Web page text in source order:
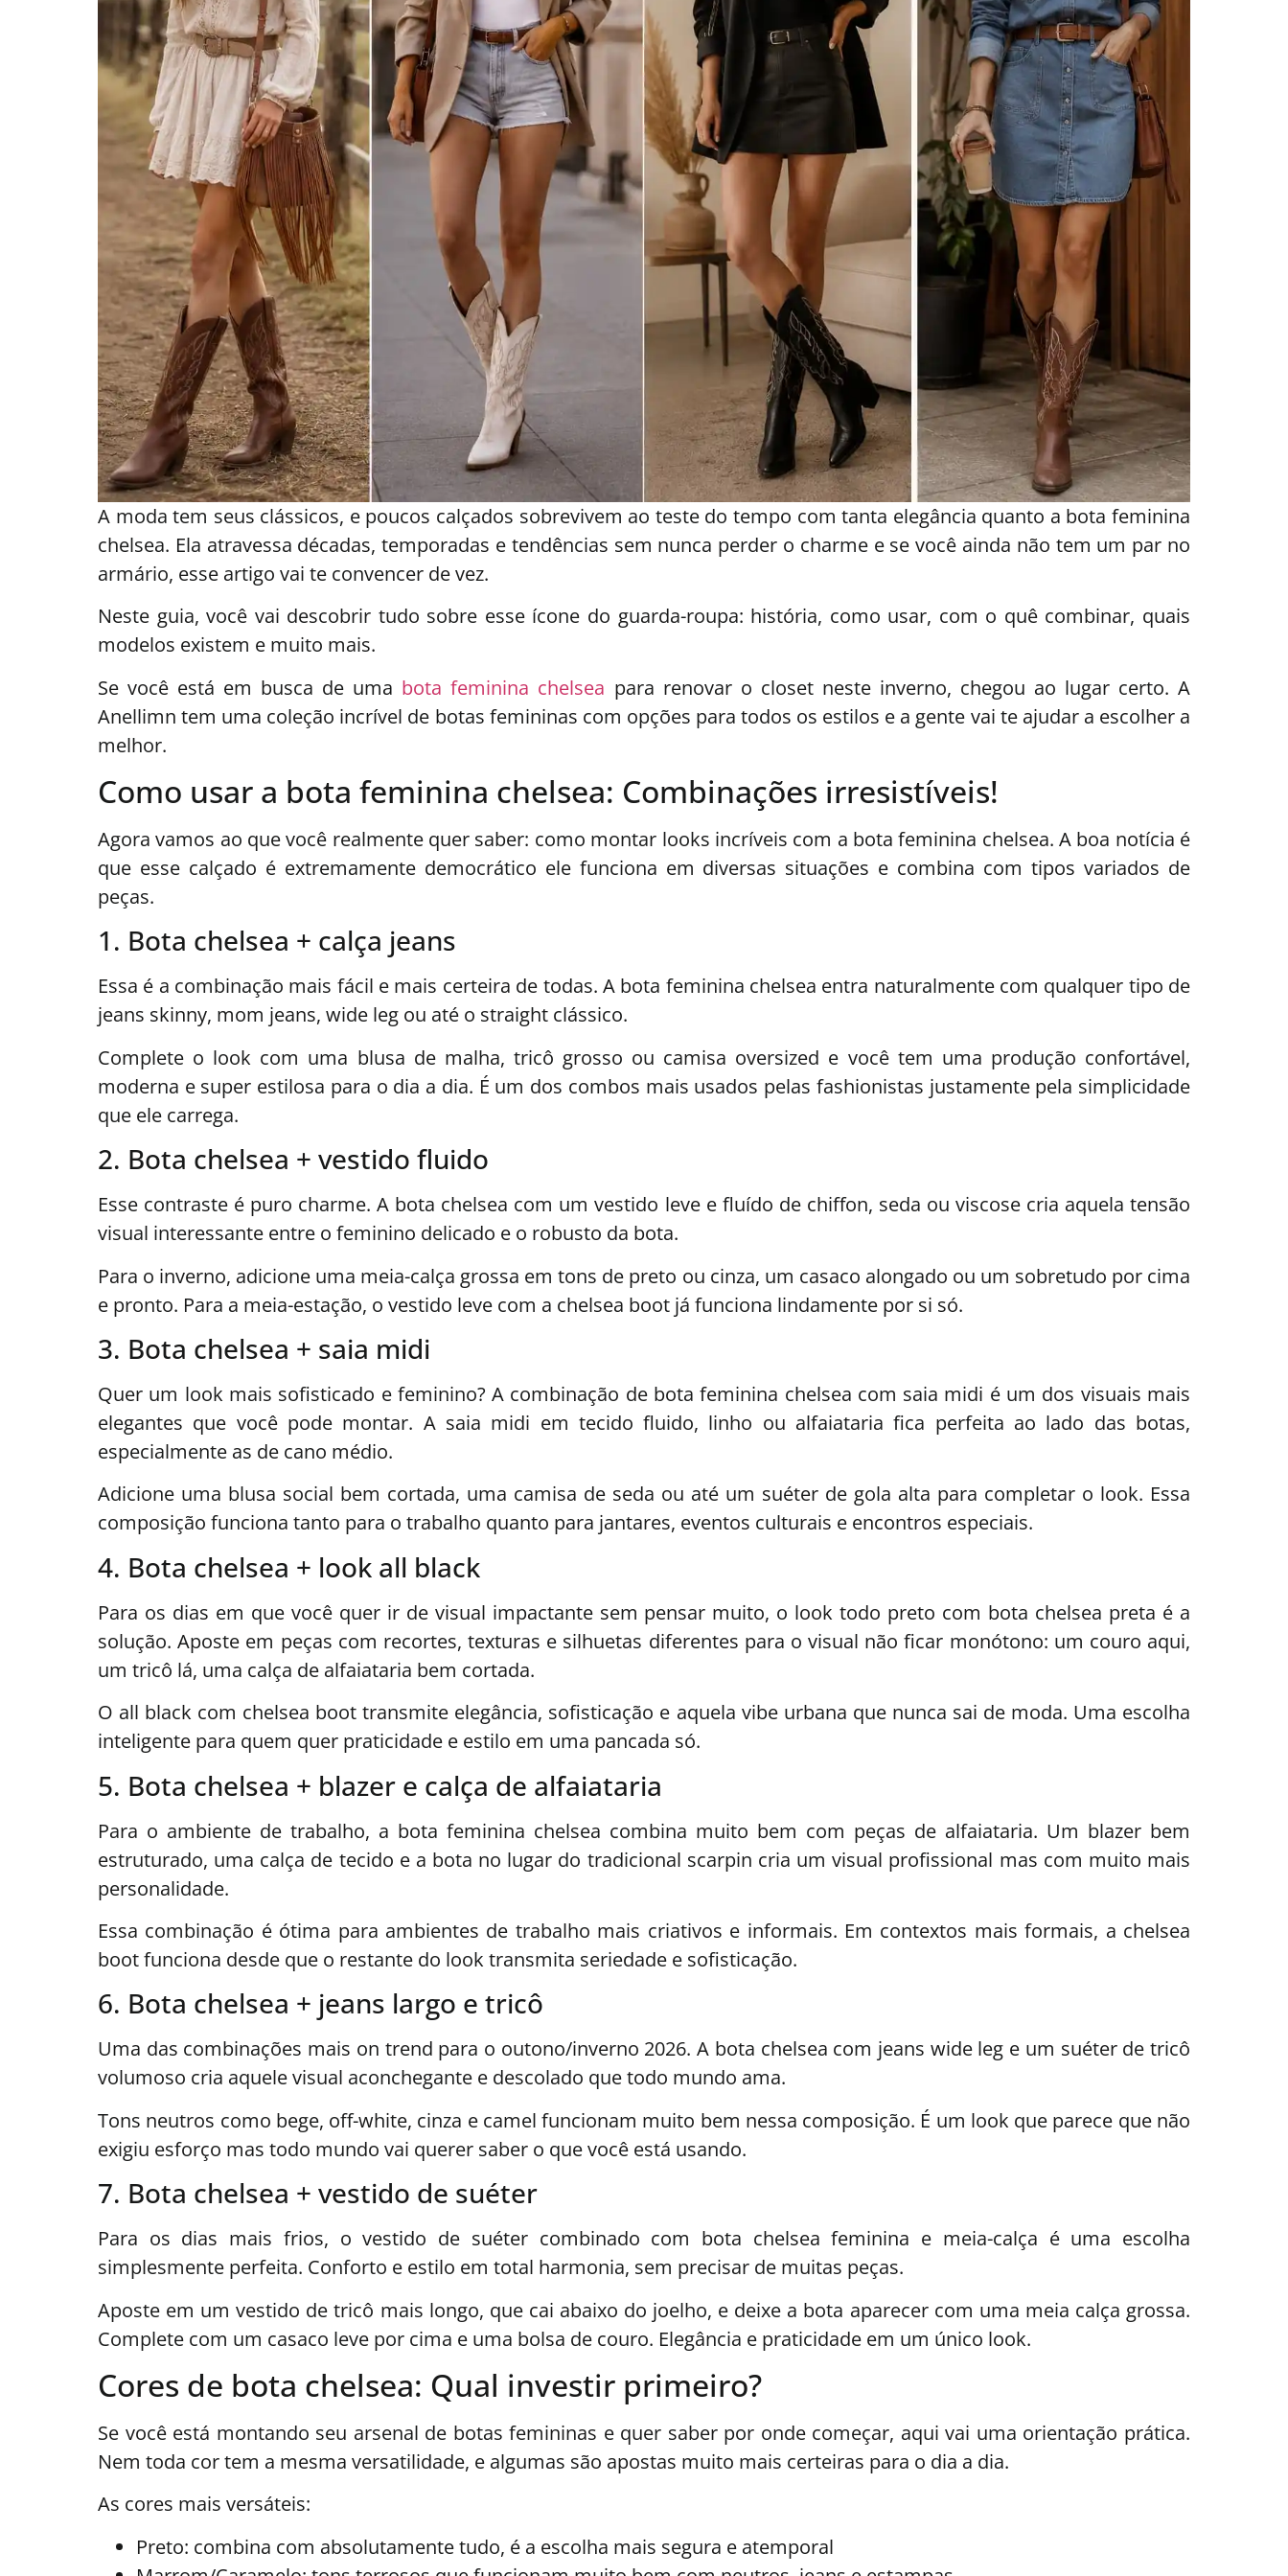
A moda tem seus clássicos, e poucos calçados sobrevivem ao teste do tempo com tanta elegância quanto a bota feminina
chelsea. Ela atravessa décadas, temporadas e tendências sem nunca perder o charme e se você ainda não tem um par no
armário, esse artigo vai te convencer de vez.
Neste guia, você vai descobrir tudo sobre esse ícone do guarda-roupa: história, como usar, com o quê combinar, quais
modelos existem e muito mais.
Se você está em busca de uma bota feminina chelsea para renovar o closet neste inverno, chegou ao lugar certo. A
Anellimn tem uma coleção incrível de botas femininas com opções para todos os estilos e a gente vai te ajudar a escolher a
melhor.
Como usar a bota feminina chelsea: Combinações irresistíveis!
Agora vamos ao que você realmente quer saber: como montar looks incríveis com a bota feminina chelsea. A boa notícia é
que esse calçado é extremamente democrático ele funciona em diversas situações e combina com tipos variados de
peças.
1. Bota chelsea + calça jeans
Essa é a combinação mais fácil e mais certeira de todas. A bota feminina chelsea entra naturalmente com qualquer tipo de
jeans skinny, mom jeans, wide leg ou até o straight clássico.
Complete o look com uma blusa de malha, tricô grosso ou camisa oversized e você tem uma produção confortável,
moderna e super estilosa para o dia a dia. É um dos combos mais usados pelas fashionistas justamente pela simplicidade
que ele carrega.
2. Bota chelsea + vestido fluido
Esse contraste é puro charme. A bota chelsea com um vestido leve e fluído de chiffon, seda ou viscose cria aquela tensão
visual interessante entre o feminino delicado e o robusto da bota.
Para o inverno, adicione uma meia-calça grossa em tons de preto ou cinza, um casaco alongado ou um sobretudo por cima
e pronto. Para a meia-estação, o vestido leve com a chelsea boot já funciona lindamente por si só.
3. Bota chelsea + saia midi
Quer um look mais sofisticado e feminino? A combinação de bota feminina chelsea com saia midi é um dos visuais mais
elegantes que você pode montar. A saia midi em tecido fluido, linho ou alfaiataria fica perfeita ao lado das botas,
especialmente as de cano médio.
Adicione uma blusa social bem cortada, uma camisa de seda ou até um suéter de gola alta para completar o look. Essa
composição funciona tanto para o trabalho quanto para jantares, eventos culturais e encontros especiais.
4. Bota chelsea + look all black
Para os dias em que você quer ir de visual impactante sem pensar muito, o look todo preto com bota chelsea preta é a
solução. Aposte em peças com recortes, texturas e silhuetas diferentes para o visual não ficar monótono: um couro aqui,
um tricô lá, uma calça de alfaiataria bem cortada.
O all black com chelsea boot transmite elegância, sofisticação e aquela vibe urbana que nunca sai de moda. Uma escolha
inteligente para quem quer praticidade e estilo em uma pancada só.
5. Bota chelsea + blazer e calça de alfaiataria
Para o ambiente de trabalho, a bota feminina chelsea combina muito bem com peças de alfaiataria. Um blazer bem
estruturado, uma calça de tecido e a bota no lugar do tradicional scarpin cria um visual profissional mas com muito mais
personalidade.
Essa combinação é ótima para ambientes de trabalho mais criativos e informais. Em contextos mais formais, a chelsea
boot funciona desde que o restante do look transmita seriedade e sofisticação.
6. Bota chelsea + jeans largo e tricô
Uma das combinações mais on trend para o outono/inverno 2026. A bota chelsea com jeans wide leg e um suéter de tricô
volumoso cria aquele visual aconchegante e descolado que todo mundo ama.
Tons neutros como bege, off-white, cinza e camel funcionam muito bem nessa composição. É um look que parece que não
exigiu esforço mas todo mundo vai querer saber o que você está usando.
7. Bota chelsea + vestido de suéter
Para os dias mais frios, o vestido de suéter combinado com bota chelsea feminina e meia-calça é uma escolha
simplesmente perfeita. Conforto e estilo em total harmonia, sem precisar de muitas peças.
Aposte em um vestido de tricô mais longo, que cai abaixo do joelho, e deixe a bota aparecer com uma meia calça grossa.
Complete com um casaco leve por cima e uma bolsa de couro. Elegância e praticidade em um único look.
Cores de bota chelsea: Qual investir primeiro?
Se você está montando seu arsenal de botas femininas e quer saber por onde começar, aqui vai uma orientação prática.
Nem toda cor tem a mesma versatilidade, e algumas são apostas muito mais certeiras para o dia a dia.
As cores mais versáteis:
Preto: combina com absolutamente tudo, é a escolha mais segura e atemporal